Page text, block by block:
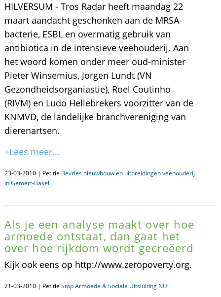
HILVERSUM - Tros Radar heeft maandag 22
maart aandacht geschonken aan de MRSA-
bacterie, ESBL en overmatig gebruik van
antibiotica in de intensieve veehouderij. Aan
het woord komen onder meer oud-minister
Pieter Winsemius, Jorgen Lundt (VN
Gezondheidsorganiastie), Roel Coutinho
(RIVM) en Ludo Hellebrekers voorzitter van de
KNMVD, de landelijke branchvereniging van
dierenartsen.
+Lees meer...
23-03-2010 | Petitie Bevries nieuwbouw en uitbreidingen veehouderij
in Gemert-Bakel
Als je een analyse maakt over hoe
armoede ontstaat, dan gaat het
over hoe rijkdom wordt gecreëerd
Kijk ook eens op http://www.zeropoverty.org.
21-03-2010 | Petitie Stop Armoede & Sociale Uitsluiting NU!